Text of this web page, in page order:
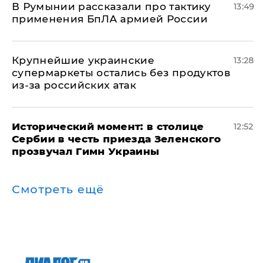
В Румынии рассказали про тактику
применения БпЛА армией России
13:49
Крупнейшие украинские
супермаркеты остались без продуктов
из-за российских атак
13:28
Исторический момент: в столице
Сербии в честь приезда Зеленского
прозвучал Гимн Украины
12:52
Смотреть ещё